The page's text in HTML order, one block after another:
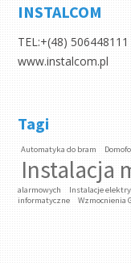
INSTALCOM
TEL:+(48)
www.instalcom.pl
Tagi
Automatyka do bram
Instalacja
alarmowych
Instalacje
informatyczne
Wzmocnienia